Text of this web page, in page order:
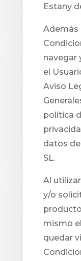
Estany
Además
navegar
el
Aviso
política
datos
SL.
Al
y/o
mismo
quedar